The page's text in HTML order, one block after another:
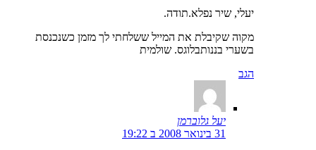
יעלי, שיר נפלא.תודה.
מקוה שקיבלת את המייל ששלחתי לך מזמן כשנכנסת
בשערי בננותבלוגס. שולמית
הגב
יעל גלוברמן
31 בינואר 2008 ב 19:22